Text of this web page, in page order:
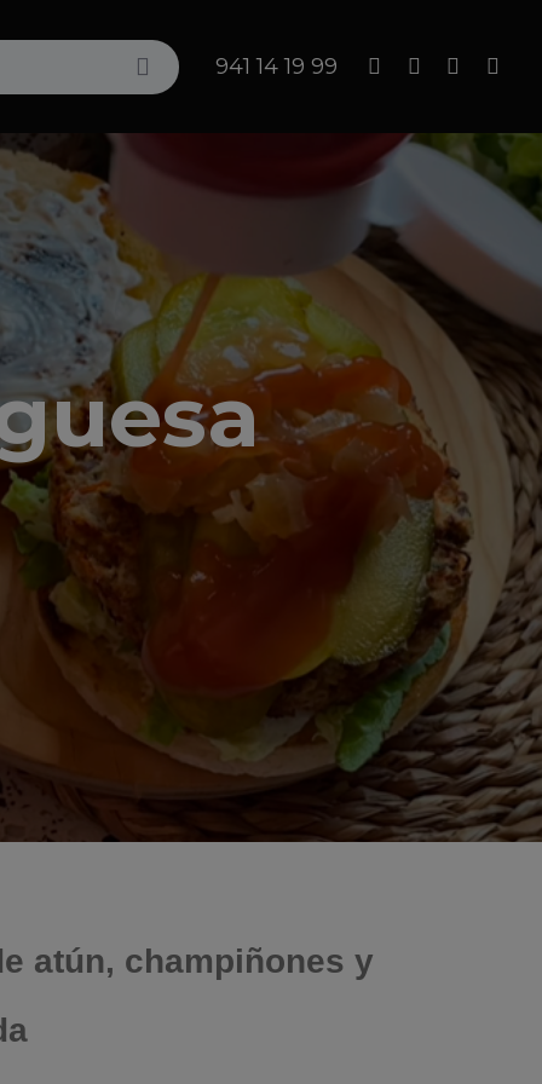
Search 941 14 19 99
atún, champiñones y